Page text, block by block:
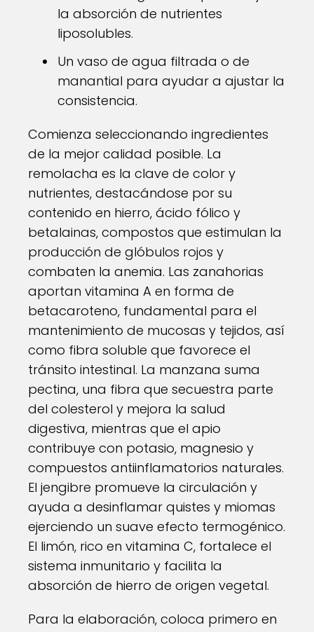
la absorción de nutrientes
liposolubles.
Un vaso de agua filtrada o de
manantial para ayudar a ajustar la
consistencia.
Comienza seleccionando ingredientes
de la mejor calidad posible. La
remolacha es la clave de color y
nutrientes, destacándose por su
contenido en hierro, ácido fólico y
betalainas, compostos que estimulan la
producción de glóbulos rojos y
combaten la anemia. Las zanahorias
aportan vitamina A en forma de
betacaroteno, fundamental para el
mantenimiento de mucosas y tejidos, así
como fibra soluble que favorece el
tránsito intestinal. La manzana suma
pectina, una fibra que secuestra parte
del colesterol y mejora la salud
digestiva, mientras que el apio
contribuye con potasio, magnesio y
compuestos antiinflamatorios naturales.
El jengibre promueve la circulación y
ayuda a desinflamar quistes y miomas
ejerciendo un suave efecto termogénico.
El limón, rico en vitamina C, fortalece el
sistema inmunitario y facilita la
absorción de hierro de origen vegetal.
Para la elaboración, coloca primero en